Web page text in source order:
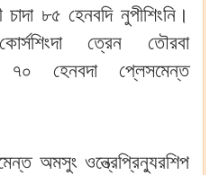
চাদা ৮৫ হেনবদি নুপীশিংনি।
ত্রেন তৌরবা
৭০ হেনবদা প্লেসমেন্ত
অমসুং ওন্ত্রেপ্রিন্যুরশিপ